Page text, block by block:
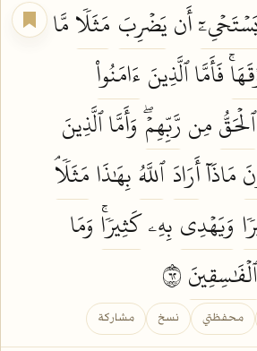
أَنيَضۡرِبَ مَثَلٗامَّا
فَأَمَّا ٱلَّذِينَ ءَامَنُواْ
ٱلۡحَقُّمِن رَّبِّهِمۡۖوَأَمَّا ٱلَّذِينَ
مَاذَآأَرَادَ ٱللَّهُبِهَٰذَامَثَلٗاۘ
وَيَهۡدِي بِهِۦكَثِيرٗاۚ وَمَا
محفظتي نسخ مشاركة